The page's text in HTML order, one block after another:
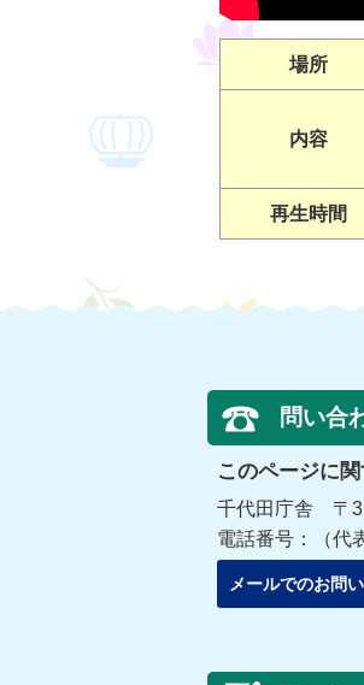
場所
内容
再生時間
問い合
このページに
千代田庁舎 〒
電話番号：（代
メールでのお問